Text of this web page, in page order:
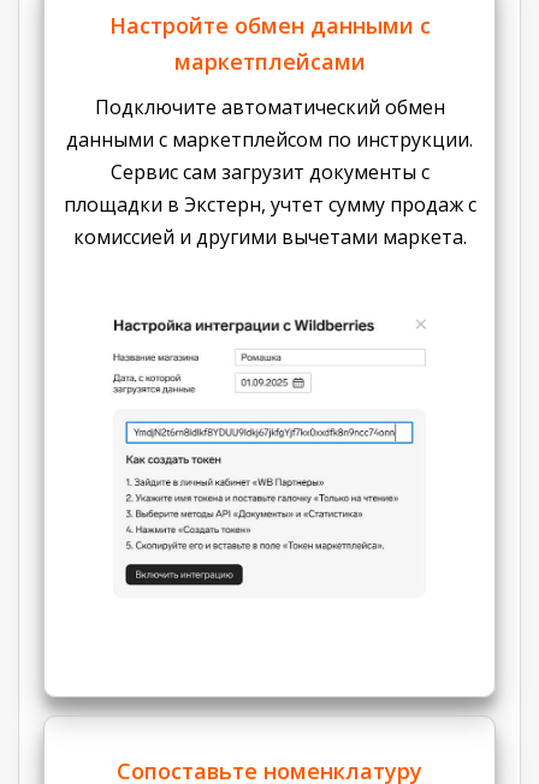
Настройте обмен данными с
маркетплейсами
Подключите автоматический обмен
данными с маркетплейсом по инструкции.
Сервис сам загрузит документы с
площадки в Экстерн, учтет сумму продаж с
комиссией и другими вычетами маркета.
Сопоставьте номенклатуру